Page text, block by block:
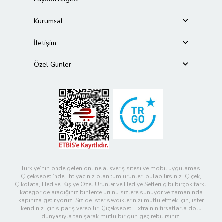
Kurumsal
İletişim
Özel Günler
Türkiye’nin önde gelen online alışveriş sitesi ve mobil uygulaması
Çiçeksepeti’nde, ihtiyacınız olan tüm ürünleri bulabilirsiniz. Çiçek,
Çikolata, Hediye, Kişiye Özel Ürünler ve Hediye Setleri gibi birçok farklı
kategoride aradığınız binlerce ürünü sizlere sunuyor ve zamanında
kapınıza getiriyoruz! Siz de ister sevdiklerinizi mutlu etmek için, ister
kendiniz için sipariş verebilir; Çiçeksepeti Extra’nın fırsatlarla dolu
dünyasıyla tanışarak mutlu bir gün geçirebilirsiniz.